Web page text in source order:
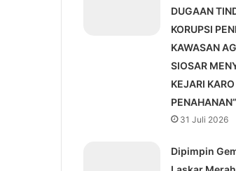
DUGAAN
KORUPSI
KAWASAN
SIOSAR
KEJARI
PENAHANAN”
31 Juli 2026
Dipimpin